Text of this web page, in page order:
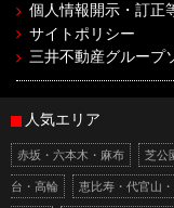
個人情報開示・訂正
サイトポリシー
三井不動産グループ
人気エリア
赤坂・六本木・麻布 芝公
台・高輪 恵比寿・代官山